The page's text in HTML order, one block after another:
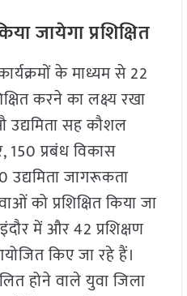
जायेगा प्रशिक्षित
के माध्यम से 22
करने का लक्ष्य रखा
उद्यमिता सह कौशल
150 प्रबंध विकास
उद्यमिता जागरूकता
को प्रशिक्षित किया जा
में और 42 प्रशिक्षण
किए जा रहे हैं।
होने वाले युवा जिला